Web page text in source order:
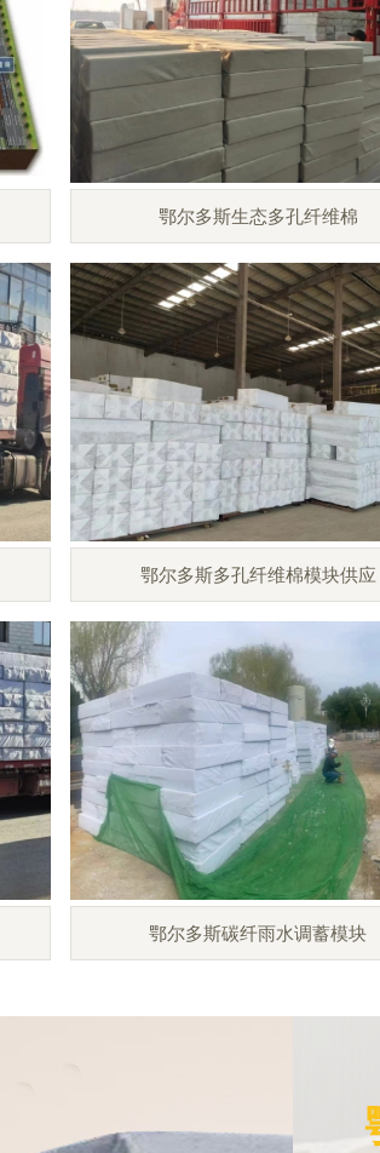
鄂尔多斯生态多孔纤维棉
鄂尔多斯多孔纤维棉模块供应
鄂尔多斯碳纤雨水调蓄模块